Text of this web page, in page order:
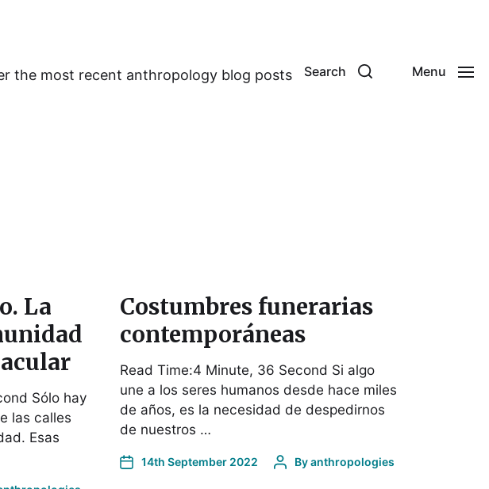
the most recent anthropology blog posts Search Menu
La
Sólo hay
las calles
Esas
Costumbres funerarias
contemporáneas
Read Time:4 Minute, 36 Second Si algo
une a los seres humanos desde hace miles
de años, es la necesidad de despedirnos
de nuestros …
14th September 2022 Byanthropologies